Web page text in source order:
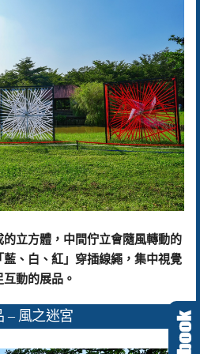
的立方體，中間佇立會隨風轉動的
、白、紅」穿插線繩，集中視覺
動的展品。
– 風之迷宮